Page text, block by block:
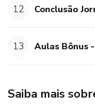
12 Conclusão
13 Aulas Bônus
Saiba mais